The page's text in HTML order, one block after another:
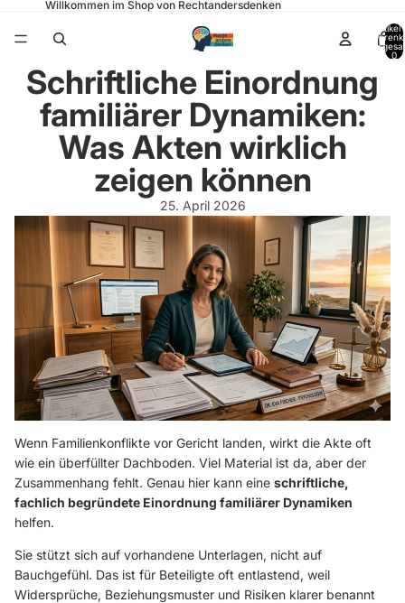
Willkommen im Shop von Rechtandersdenken
Artikel
0
Schriftliche Einordnung
familiärer Dynamiken:
Was Akten wirklich
zeigen können
25. April 2026
Wenn Familienkonflikte vor Gericht landen, wirkt die Akte oft
wie ein überfüllter Dachboden. Viel Material ist da, aber der
Zusammenhang fehlt. Genau hier kann eine schriftliche,
fachlich begründete Einordnung familiärer Dynamiken
helfen.
Sie stützt sich auf vorhandene Unterlagen, nicht auf
Bauchgefühl. Das ist für Beteiligte oft entlastend, weil
Widersprüche, Beziehungsmuster und Risiken klarer benannt